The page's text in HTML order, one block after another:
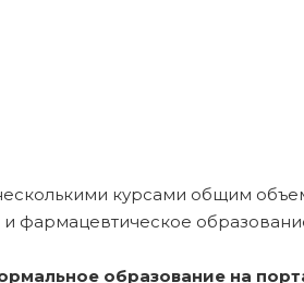
курсами общим
фармацевтическое
образование на